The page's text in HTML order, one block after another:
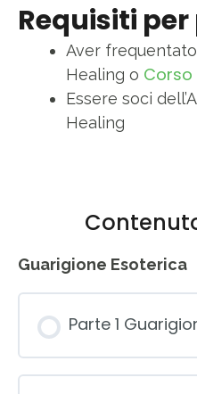
Requisiti
Aver
Healing o Corso
Essere soci
Healing
Guarigione Esoterica
Parte 1